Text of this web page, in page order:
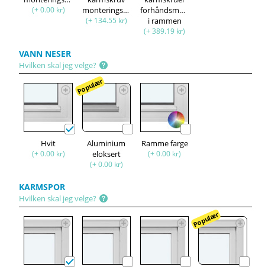
(+ 0.00 kr)
monteringssett
(+ 134.55 kr)
forhåndsmontert
i rammen
(+ 389.19 kr)
VANN NESER
Hvilken skal jeg velge?
Hvit
(+ 0.00 kr)
Populær
Aluminium
eloksert
(+ 0.00 kr)
Ramme farge
(+ 0.00 kr)
KARMSPOR
Hvilken skal jeg velge?
Populær